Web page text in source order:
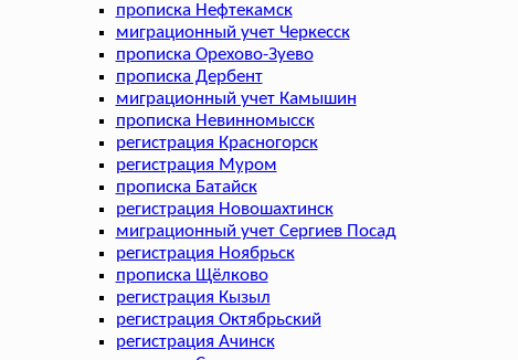
прописка Нефтекамск
миграционный учет Черкесск
прописка Орехово-Зуево
прописка Дербент
миграционный учет Камышин
прописка Невинномысск
регистрация Красногорск
регистрация Муром
прописка Батайск
регистрация Новошахтинск
миграционный учет Сергиев Посад
регистрация Ноябрьск
прописка Щёлково
регистрация Кызыл
регистрация Октябрьский
регистрация Ачинск